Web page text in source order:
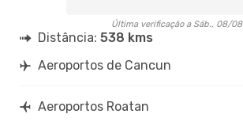
Última verificação a Sáb., 08/08
Distância: 538 kms
Aeroportos de Cancun
Aeroportos Roatan